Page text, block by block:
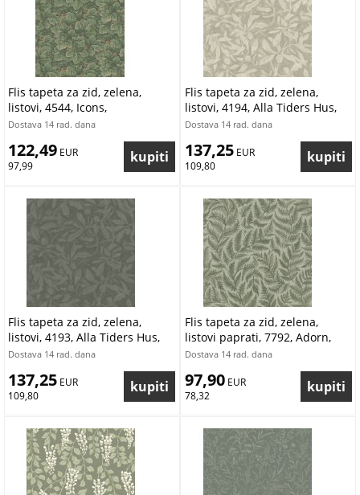
Flis tapeta za zid, zelena,
listovi, 4544, Icons,
Borastapeter | Ljepilo Gratis
Dostava 14 rad. dana
122,49 EUR
97,99
Flis tapeta za zid, zelena,
listovi, 4194, Alla Tiders Hus,
Borastapeter | Ljepilo Gratis
Dostava 14 rad. dana
137,25 EUR
109,80
Flis tapeta za zid, zelena,
listovi, 4193, Alla Tiders Hus,
Borastapeter | Ljepilo Gratis
Dostava 14 rad. dana
137,25 EUR
109,80
Flis tapeta za zid, zelena,
listovi paprati, 7792, Adorn,
Borastapeter | Ljepilo Gratis
Dostava 14 rad. dana
97,90 EUR
78,32